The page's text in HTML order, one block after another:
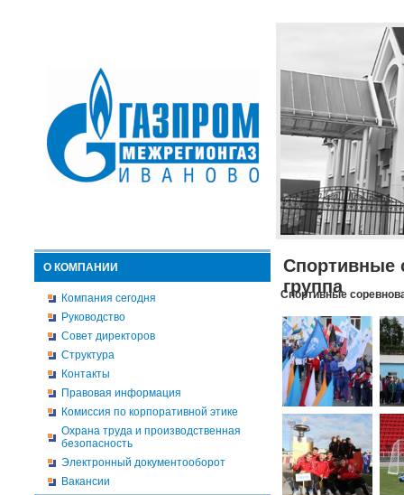
О КОМПАНИИ
Компания сегодня
Руководство
Совет директоров
Структура
Контакты
Правовая информация
Комиссия по корпоративной этике
Охрана труда и производственная
безопасность
Электронный документооборот
Вакансии
Спортивные
группа
Спортивные